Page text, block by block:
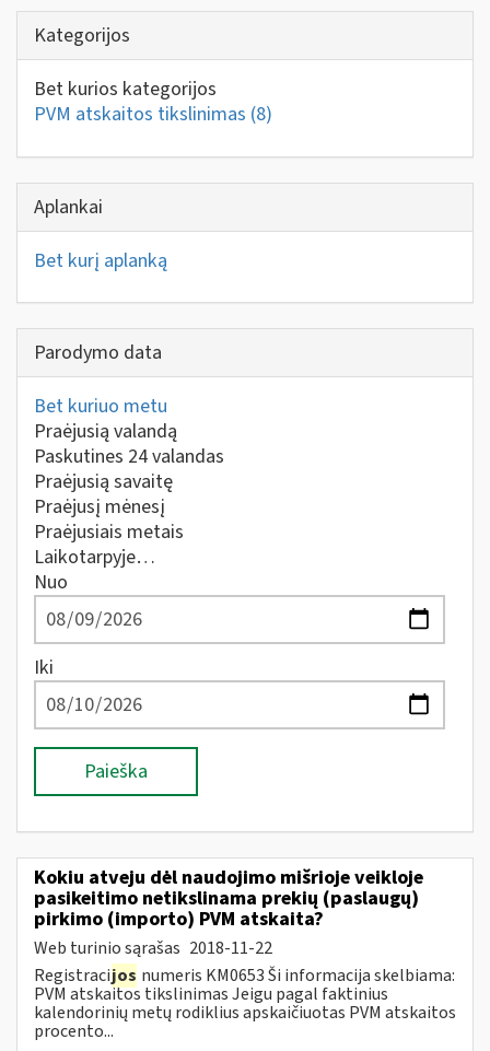
Kategorijos
Bet kurios kategorijos
PVM atskaitos tikslinimas (8)
Aplankai
Bet kurį aplanką
Parodymo data
Bet kuriuo metu
Praėjusią valandą
Paskutines 24 valandas
Praėjusią savaitę
Praėjusį mėnesį
Praėjusiais metais
Laikotarpyje…
Nuo
Iki
Paieška
Kokiu atveju dėl naudojimo mišrioje veikloje
pasikeitimo netikslinama prekių (paslaugų)
pirkimo (importo) PVM atskaita?
Web turinio sąrašas 2018-11-22
Registracijos numeris KM0653 Ši informacija skelbiama:
PVM atskaitos tikslinimas Jeigu pagal faktinius
kalendorinių metų rodiklius apskaičiuotas PVM atskaitos
procento...